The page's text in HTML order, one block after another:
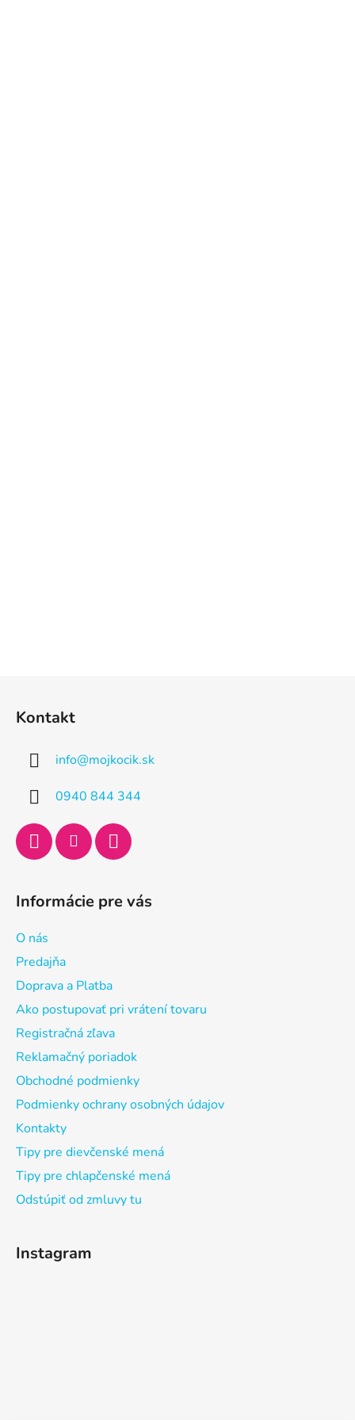
Kontakt
info@mojkocik.sk
0940 844 344
Informácie pre vás
O nás
Predajňa
Doprava a Platba
Ako postupovať pri vrátení tovaru
Registračná zľava
Reklamačný poriadok
Obchodné podmienky
Podmienky ochrany osobných údajov
Kontakty
Tipy pre dievčenské mená
Tipy pre chlapčenské mená
Odstúpiť od zmluvy tu
Instagram